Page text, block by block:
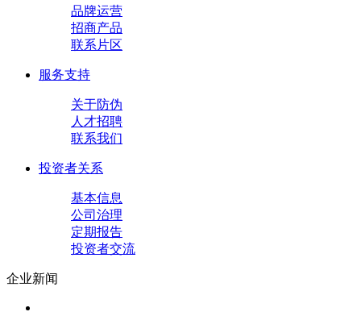
品牌运营
招商产品
联系片区
服务支持
关于防伪
人才招聘
联系我们
投资者关系
基本信息
公司治理
定期报告
投资者交流
企业新闻